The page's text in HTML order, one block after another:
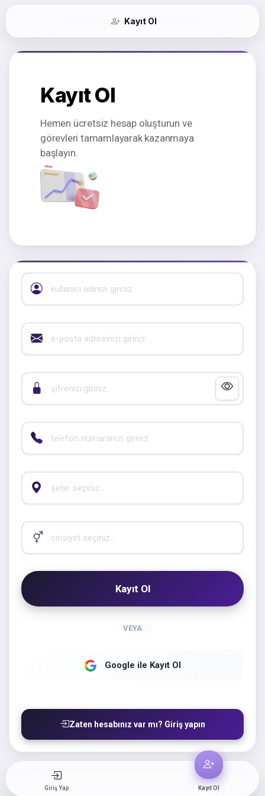
Kayıt Ol
Giriş Yap Kayıt Ol
Kayıt Ol
Hemen ücretsiz hesap oluşturun ve
görevleri tamamlayarak kazanmaya
başlayın.
Şifre
Kayıt Ol
VEYA
Google ile Kayıt Ol
Zaten hesabınız var mı? Giriş yapın